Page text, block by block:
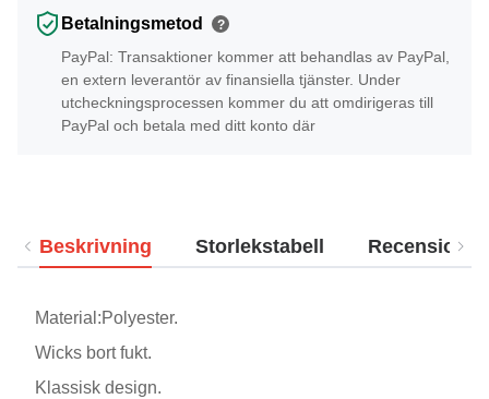
Betalningsmetod ?
PayPal: Transaktioner kommer att behandlas av PayPal,
en extern leverantör av finansiella tjänster. Under
utcheckningsprocessen kommer du att omdirigeras till
PayPal och betala med ditt konto där
Beskrivning Storlekstabell Recensioner
Material:Polyester.
Wicks bort fukt.
Klassisk design.